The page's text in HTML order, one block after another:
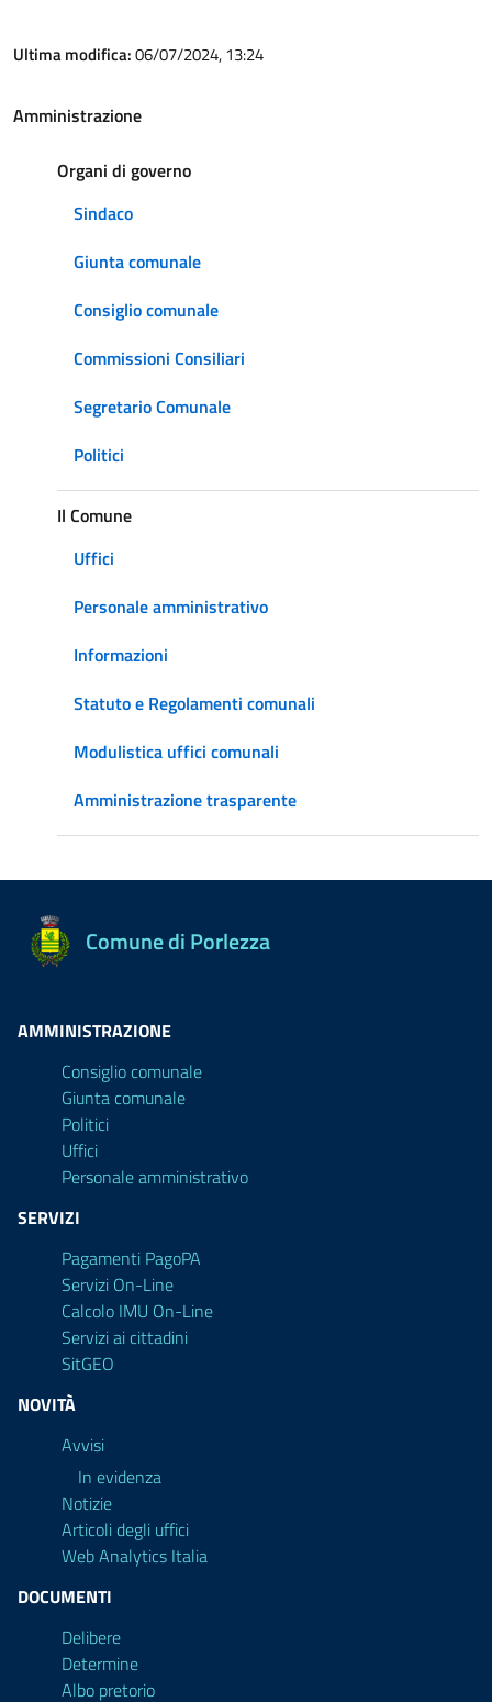
Ultima modifica:06/07/2024, 13:24
Amministrazione
Organi di governo
Sindaco
Giunta comunale
Consiglio comunale
Commissioni Consiliari
Segretario Comunale
Politici
Il Comune
Uffici
Personale amministrativo
Informazioni
Statuto e Regolamenti comunali
Modulistica uffici comunali
Amministrazione trasparente
Comune di Porlezza
AMMINISTRAZIONE
Consiglio comunale
Giunta comunale
Politici
Uffici
Personale amministrativo
SERVIZI
Pagamenti PagoPA
Servizi On-Line
Calcolo IMU On-Line
Servizi ai cittadini
SitGEO
NOVITÀ
Avvisi
In evidenza
Notizie
Articoli degli uffici
Web Analytics Italia
DOCUMENTI
Delibere
Determine
Albo pretorio